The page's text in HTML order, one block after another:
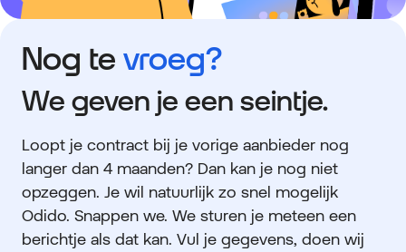
Nog te vroeg?
We geven je een seintje.
Loopt je contract bij je vorige aanbieder nog
langer dan 4 maanden? Dan kan je nog niet
opzeggen. Je wil natuurlijk zo snel mogelijk
Odido. Snappen we. We sturen je meteen een
berichtje als dat kan. Vul je gegevens, doen wij